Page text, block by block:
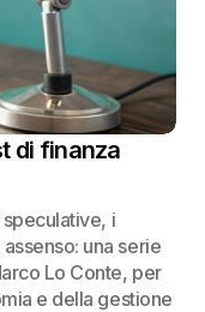
di finanza
i
una serie
Lo Conte, per
e della gestione